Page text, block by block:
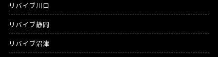
リバイブ川口
リバイブ静岡
リバイブ沼津